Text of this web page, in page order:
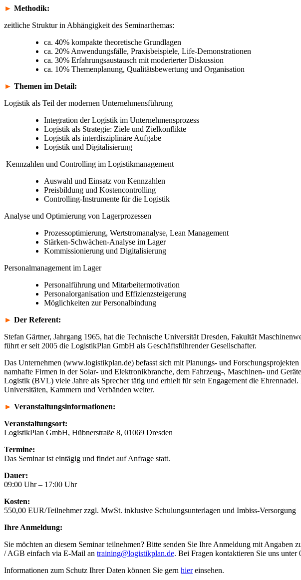
► Methodik:
zeitliche Struktur in Abhängigkeit des Seminarthemas:
ca. 40% kompakte theoretische Grundlagen
ca. 20% Anwendungsfälle, Praxisbeispiele, Life-Demonstrationen
ca. 30% Erfahrungsaustausch mit moderierter Diskussion
ca. 10% Themenplanung, Qualitätsbewertung und Organisation
► Themen im Detail:
Logistik als Teil der modernen Unternehmensführung
Integration der Logistik im Unternehmensprozess
Logistik als Strategie: Ziele und Zielkonflikte
Logistik als interdisziplinäre Aufgabe
Logistik und Digitalisierung
Kennzahlen und Controlling im Logistikmanagement
Auswahl und Einsatz von Kennzahlen
Preisbildung und Kostencontrolling
Controlling-Instrumente für die Logistik
Analyse und Optimierung von Lagerprozessen
Prozessoptimierung, Wertstromanalyse, Lean Management
Stärken-Schwächen-Analyse im Lager
Kommissionierung und Digitalisierung
Personalmanagement im Lager
Personalführung und Mitarbeitermotivation
Personalorganisation und Effizienzsteigerung
Möglichkeiten zur Personalbindung
► Der Referent:
Stefan Gärtner, Jahrgang 1965, hat die Technische Universität Dresden, Fakultät
führt er seit 2005 die LogistikPlan GmbH als Geschäftsführender Gesellschafter.
Das Unternehmen (www.logistikplan.de) befasst sich mit Planungs- und
namhafte Firmen in der Solar- und Elektronikbranche, dem Fahrzeug-, Maschinen- und
Logistik (BVL) viele Jahre als Sprecher tätig und erhielt für sein Engagement die
Universitäten, Kammern und Verbänden weiter.
► Veranstaltungsinformationen:
Veranstaltungsort:
LogistikPlan GmbH, Hübnerstraße 8, 01069 Dresden
Termine:
Das Seminar ist eintägig und findet auf Anfrage statt.
Dauer:
09:00 Uhr – 17:00 Uhr
Kosten:
550,00 EUR/Teilnehmer zzgl. MwSt. inklusive Schulungsunterlagen und Imbiss-Versorgung
Ihre Anmeldung:
Sie möchten an diesem Seminar teilnehmen? Bitte senden Sie Ihre Anmeldung mit
/ AGB einfach via E-Mail an training@logistikplan.de. Bei Fragen kontaktieren Sie uns unter
Informationen zum Schutz Ihrer Daten können Sie gern hiereinsehen.